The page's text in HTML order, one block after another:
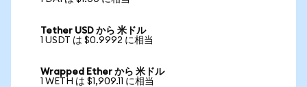
Tether USD から 米ドル
1 USDT は $0.9992 に相当
Wrapped Ether から 米ドル
1 WETH は $1,909.11 に相当